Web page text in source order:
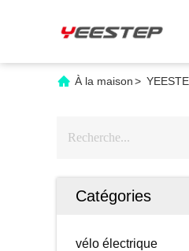
À la maison>
Catégories
vélo électrique